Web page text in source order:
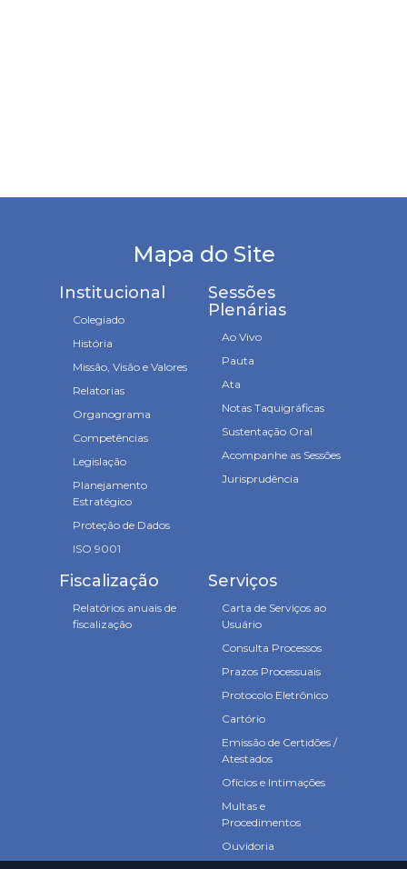
Mapa do Site
Institucional
Colegiado
História
Missão, Visão e Valores
Relatorias
Organograma
Competências
Legislação
Planejamento
Estratégico
Proteção de Dados
ISO 9001
Sessões
Plenárias
Ao Vivo
Pauta
Ata
Notas Taquigráficas
Sustentação Oral
Acompanhe as Sessões
Jurisprudência
Fiscalização
Relatórios anuais de
fiscalização
Serviços
Carta de Serviços ao
Usuário
Consulta Processos
Prazos Processuais
Protocolo Eletrônico
Cartório
Emissão de Certidões /
Atestados
Ofícios e Intimações
Multas e
Procedimentos
Ouvidoria